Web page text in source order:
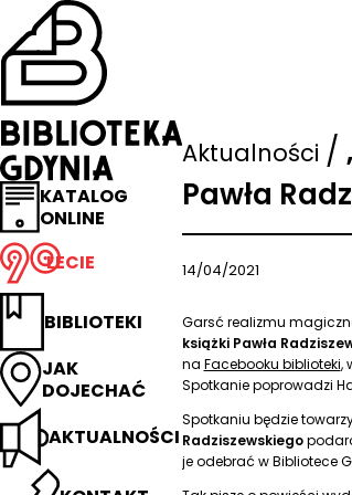
Przejdź
na
stronę
główną
Biblioteka
Gdynia
KATALOG
ONLINE
LECIE
BIBLIOTEKI
JAK
DOJECHAĆ
AKTUALNOŚCI
Aktualności /
Pawła
14/04/2021
Garsć realizmu
książki Pawła
na Facebooku biblioteki,
Spotkanie poprowadzi
Spotkaniu będzie
Radziszewskiego
je odebrać w Bibliotece